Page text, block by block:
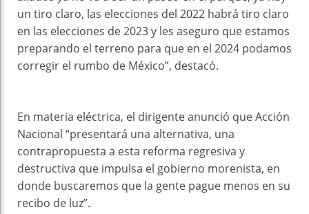
un tiro claro, las elecciones del 2022 habrá tiro claro
en las elecciones de 2023 y les aseguro que estamos
preparando el terreno para que en el 2024 podamos
corregir el rumbo de México”, destacó.
En materia eléctrica, el dirigente anunció que Acción
Nacional “presentará una alternativa, una
contrapropuesta a esta reforma regresiva y
destructiva que impulsa el gobierno morenista, en
donde buscaremos que la gente pague menos en su
recibo de luz”.